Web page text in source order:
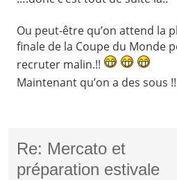
Ou peut-être qu’on attend la
finale de la Coupe du Monde
recruter malin.!!
Maintenant qu’on a des sous !!
Re: Mercato et
préparation estivale